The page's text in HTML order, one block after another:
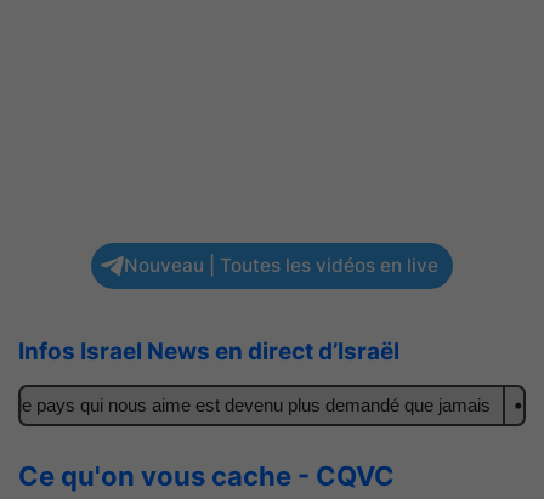
Nouveau | Toutes les vidéos en live
Infos Israel News en direct d’Israël
qui nous aime est devenu plus demandé que jamais Il
Ce qu'on vous cache - CQVC